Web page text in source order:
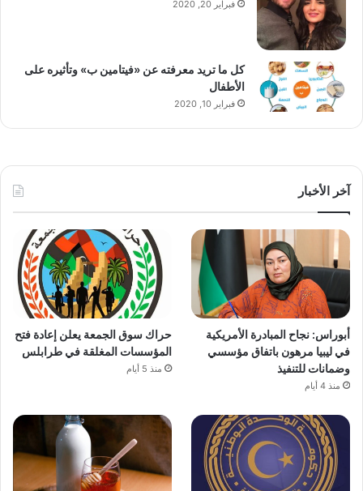
فبراير 20, 2020
كل ما تريد معرفته عن «فيتامين ب» وتأثيره على
الأطفال
فبراير 10, 2020
آخر الأخبار
أبوراس: نجاح المبادرة الأمريكية
في ليبيا مرهون باتفاق مؤسسي
وضمانات للتنفيذ
منذ 4 أيام
حراك سوق الجمعة يعلن إعادة فتح
المؤسسات المغلقة في طرابلس
منذ 5 أيام